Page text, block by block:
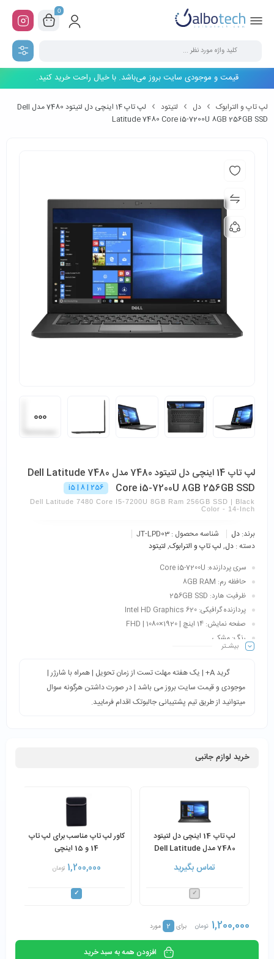
0
قیمت و موجودی سایت بروز می‌باشد. با خیال راحت خرید کنید.
لپ تاپ و الترابوک دل لتیتود
لپ تاپ 14 اینچی دل لتیتود 7480 مدل Dell
Latitude 7480 Core i5-7200U 8GB 256GB SSD
لپ تاپ 14 اینچی دل لتیتود 7480 مدل Dell Latitude 7480
Core i5-7200U 8GB 256GB SSD
i5 | 8 | 256
Dell Latitude 7480 Core I5-7200U 8GB Ram 256GB SSD | Black
Color - 14-Inch
برند: دل شناسه محصول : JT-LPD03
دسته : دل, لپ تاپ و الترابوک, لتیتود
سری پردازنده: Core i5-7200U
حافظه رم: 8GB RAM
ظرفیت هارد: 256GB SSD
پردازنده گرافیکی: Intel HD Graphics 620
صفحه نمایش: 14 اینچ | 1920×1080 | FHD
رنگ: مشکی
کاربری: اداری، ترید، دانشجویی، فتوشاپ، حسابداری، مالتی مدیا و…
بیشـتر
گرید A+ | یک هفته مهلت تست از زمان تحویل | همراه با شارژر |
موجودی و قیمت سایت بروز می باشد | در صورت داشتن هرگونه سوال
میتوانید از طریق تیم پشتیبانی جالبوتک اقدام فرمایید.
خرید لوازم جانبی
لپ تاپ 14 اینچی دل لتیتود
7480 مدل Dell Latitude
7480 Core i5-7200U 8GB
256GB SSD
تماس بگیرید
کاور لپ تاپ مناسب برای لپ تاپ
14 و 15 اینچی
1,200,000 تومان
1,200,000 تومان برای 2 مورد
افزودن همه به سبد خرید